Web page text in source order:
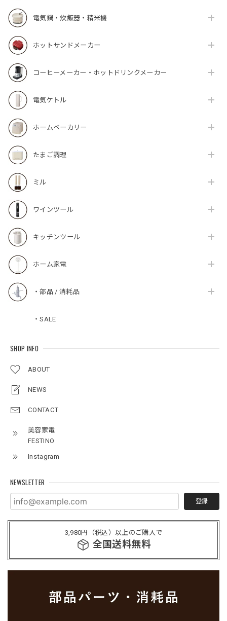
電気鍋・炊飯器・精米機
ホットサンドメーカー
コーヒーメーカー・ホットドリンクメーカー
電気ケトル
ホームベーカリー
たまご調理
ミル
ワインツール
キッチンツール
ホーム家電
・部品 / 消耗品
・SALE
SHOP INFO
ABOUT
NEWS
CONTACT
美容家電
FESTINO
Instagram
NEWSLETTER
登録
3,980円（税込）以上のご購入で
全国送料無料